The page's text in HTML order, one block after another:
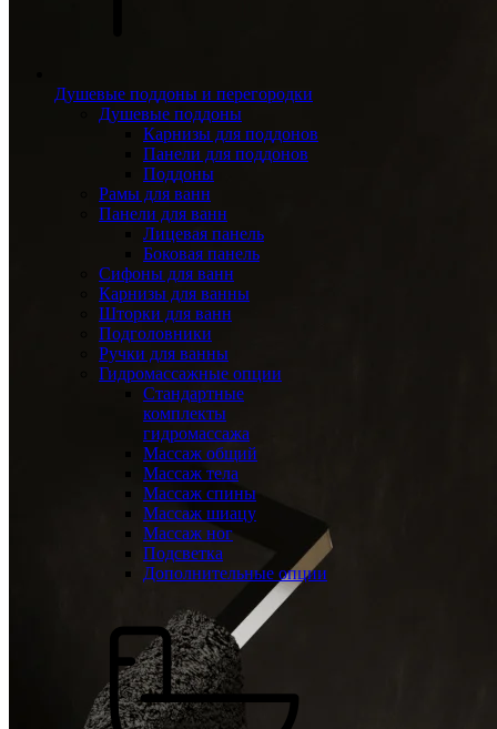
Душевые поддоны и перегородки
Душевые поддоны
Карнизы для поддонов
Панели для поддонов
Поддоны
Рамы для ванн
Панели для ванн
Лицевая панель
Боковая панель
Сифоны для ванн
Карнизы для ванны
Шторки для ванн
Подголовники
Ручки для ванны
Гидромассажные опции
Стандартные
комплекты
гидромассажа
Массаж общий
Массаж тела
Массаж спины
Массаж шиацу
Массаж ног
Подсветка
Дополнительные опции